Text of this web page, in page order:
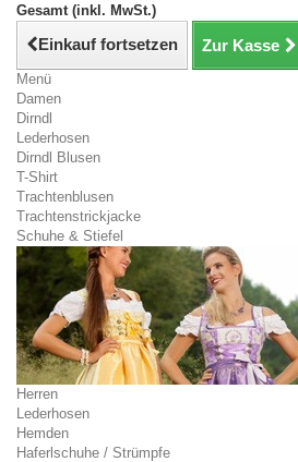
Gesamt (inkl. MwSt.)
Einkauf fortsetzen Zur Kasse
Menü
Damen
Dirndl
Lederhosen
Dirndl Blusen
T-Shirt
Trachtenblusen
Trachtenstrickjacke
Schuhe & Stiefel
Herren
Lederhosen
Hemden
Haferlschuhe / Strümpfe